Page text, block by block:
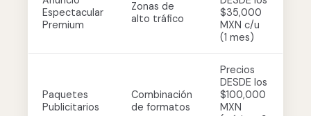
Espectacular
Premium
Zonas de
alto tráfico
$35,000
MXN c/u
(1 mes)
Paquetes
Publicitarios
Combinación
de formatos
Precios
DESDE los
$100,000
MXN